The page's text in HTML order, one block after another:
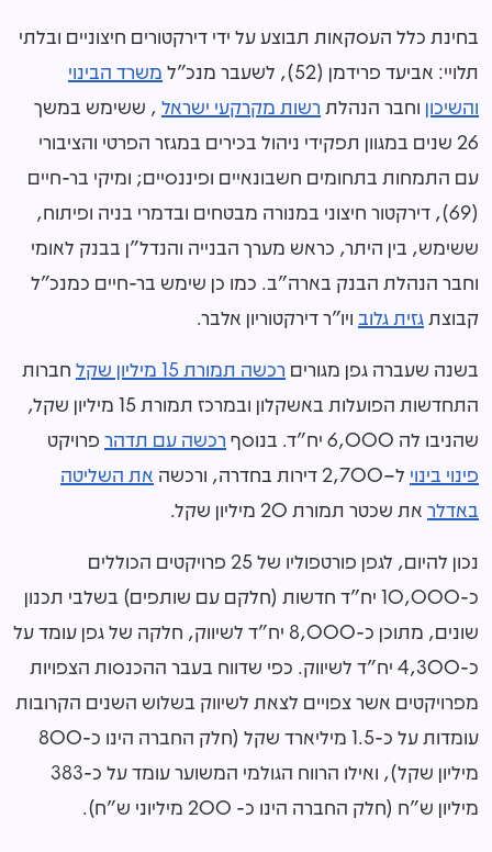
בחינת כלל העסקאות תבוצע על ידי דירקטורים חיצוניים ובלתי
תלויי: אביעד פרידמן (52), לשעבר מנכ"ל
משרד הבינוי
והשיכון וחבר הנהלת רשות מקרקעי ישראל , ששימש במשך
26 שנים במגוון תפקידי ניהול בכירים במגזר הפרטי והציבורי
עם התמחות בתחומים חשבונאיים ופיננסיים; ומיקי בר-חיים
(69), דירקטור חיצוני במנורה מבטחים ובדמרי בניה ופיתוח,
ששימש, בין היתר, כראש מערך הבנייה והנדל"ן בבנק לאומי
וחבר הנהלת הבנק בארה"ב. כמו כן שימש בר-חיים כמנכ"ל
קבוצתגזית גלוב ויו"ר דירקטוריון אלבר.
בשנה שעברה גפן מגורים רכשה תמורת 15 מיליון שקל
חברות
התחדשות הפועלות באשקלון ובמרכז תמורת 15 מיליון שקל,
שהניבו לה 6,000 יח"ד. בנוסף
רכשה עם תדהר פרויקט
פינוי בינוי ל–2,700 דירות בחדרה, ורכשה
את השליטה
באדלר את שכטר תמורת 20 מיליון שקל.
נכון להיום, לגפן פורטפוליו של 25 פרויקטים הכוללים
כ-10,000 יח"ד חדשות (חלקם עם שותפים) בשלבי תכנון
שונים, מתוכן כ-8,000 יח"ד לשיווק, חלקה של גפן עומד על
כ-4,300 יח"ד לשיווק. כפי שדווח בעבר ההכנסות הצפויות
מפרויקטים אשר צפויים לצאת לשיווק בשלוש השנים הקרובות
עומדות על כ-1.5 מיליארד שקל (חלק החברה הינו כ-800
מיליון שקל), ואילו הרווח הגולמי המשוער עומד על כ-383
מיליון ש"ח (חלק החברה הינו כ- 200 מיליוני ש"ח).